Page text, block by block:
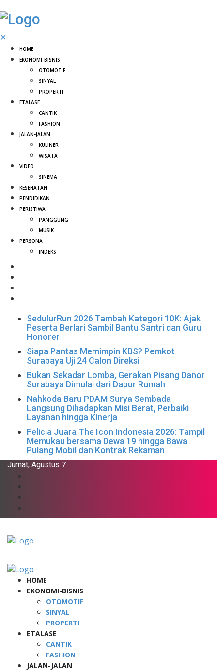
✕
HOME
EKONOMI-BISNIS
OTOMOTIF
SINYAL
PROPERTI
ETALASE
CANTIK
FASHION
JALAN-JALAN
KULINER
WISATA
VIDEO
SINEMA
KESEHATAN
PENDIDIKAN
PERISTIWA
PANGGUNG
MUSIK
PERSONA
INDEKS
SedulurRun 2026 Tambah Kategori 10K: Ajak
Peserta Berlari Sambil Bantu Santri dan Guru
Honorer
Siapa Pantas Memimpin KBS? Pemkot
Surabaya Uji 24 Calon Direksi
Bukan Sekadar Lomba, Gerakan Pisang Danor
Surabaya Dimulai dari Dapur Rumah
Nahkoda Baru PDAM Surya Sembada
Langsung Dihadapkan Misi Berat, Perbaiki
Layanan hingga Kinerja
Felicia Juara The Icon Indonesia 2026: Tampil
Memukau bersama Dewa 19 hingga Bawa
Pulang Mobil dan Kontrak Rekaman
Jumat, Agustus 7
HOME
EKONOMI-BISNIS
OTOMOTIF
SINYAL
PROPERTI
ETALASE
CANTIK
FASHION
JALAN-JALAN